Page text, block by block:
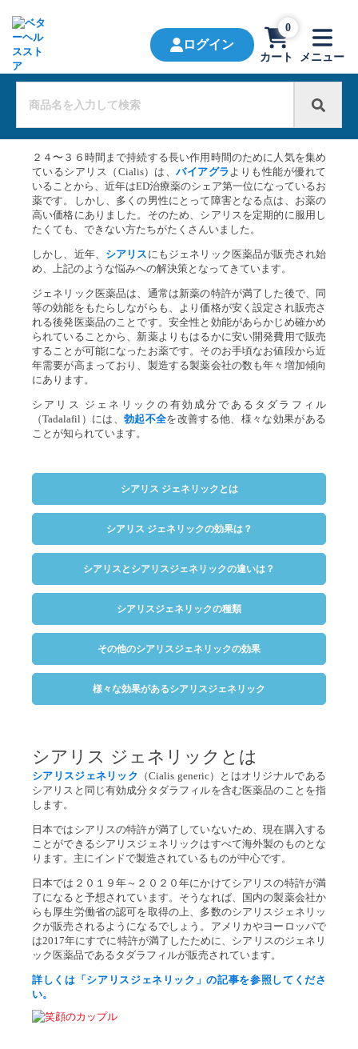
ログイン
カート
0
メニュー
２４〜３６時間まで持続する長い作用時間のために人気を集め
ているシアリス（Cialis）は、バイアグラよりも性能が優れて
いることから、近年はED治療薬のシェア第一位になっているお
薬です。しかし、多くの男性にとって障害となる点は、お薬の
高い価格にありました。そのため、シアリスを定期的に服用し
たくても、できない方たちがたくさんいました。
しかし、近年、 シアリス にもジェネリック医薬品が販売され始
め、上記のような悩みへの解決策となってきています。
ジェネリック医薬品は、通常は新薬の特許が満了した後で、同
等の効能をもたらしながらも、より価格が安く設定され販売さ
れる後発医薬品のことです。安全性と効能があらかじめ確かめ
られていることから、新薬よりもはるかに安い開発費用で販売
することが可能になったお薬です。そのお手頃なお値段から近
年需要が高まっており、製造する製薬会社の数も年々増加傾向
にあります。
シアリス ジェネリックの有効成分であるタダラフィル
（Tadalafil）には、 勃起不全を改善する他、様々な効果がある
ことが知られています。
シアリス ジェネリックとは
シアリス ジェネリックの効果は？
シアリスとシアリスジェネリックの違いは？
シアリスジェネリックの種類
その他のシアリスジェネリックの効果
様々な効果があるシアリスジェネリック
シアリス ジェネリックとは
シアリスジェネリック （Cialis generic）とはオリジナルである
シアリスと同じ有効成分タダラフィルを含む医薬品のことを指
します。
日本ではシアリスの特許が満了していないため、現在購入する
ことができるシアリスジェネリックはすべて海外製のものとな
ります。主にインドで製造されているものが中心です。
日本では２０１９年～２０２０年にかけてシアリスの特許が満
了になると予想されています。そうなれば、国内の製薬会社か
らも厚生労働省の認可を取得の上、多数のシアリスジェネリッ
クが販売されるようになるでしょう。アメリカやヨーロッパで
は2017年にすでに特許が満了したために、シアリスのジェネリ
ック医薬品であるタダラフィルが販売されています。
詳しくは「シアリスジェネリック」の記事を参照してくださ
い。